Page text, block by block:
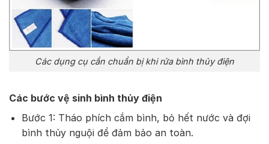
Các dụng cụ cần chuẩn bị khi rửa bình thủy điện
Các bước vệ sinh bình thủy điện
Bước 1: Tháo phích cắm bình, bỏ hết nước và đợi
bình thủy nguội để đảm bảo an toàn.